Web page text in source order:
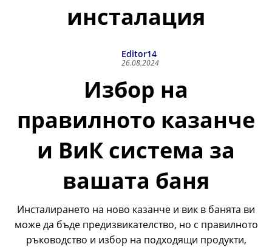
инсталация
Editor14
26.08.2024
Избор на
правилното казанче
и ВиК система за
вашата баня
Инсталирането на ново казанче и вик в банята ви
може да бъде предизвикателство, но с правилното
ръководство и избор на подходящи продукти,